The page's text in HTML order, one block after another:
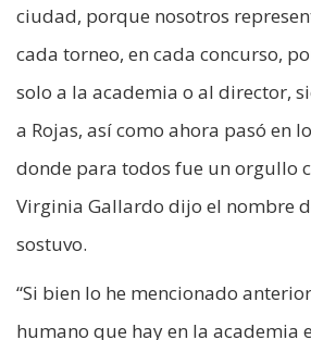
ciudad, porque nosotros
cada torneo, en cada concurso,
solo a la academia o al director,
a Rojas, así como ahora pasó en
donde para todos fue un orgullo
Virginia Gallardo dijo el nombre
sostuvo.
“Si bien lo he mencionado
humano que hay en la academia